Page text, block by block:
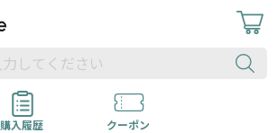
購入履歴
クーポン